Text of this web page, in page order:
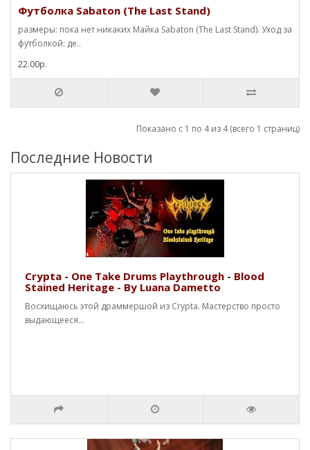
Футболка Sabaton (The Last Stand)
размеры: пока нет никаких Майка Sabaton (The Last Stand). Уход за
футболкой: де..
22.00р.
Показано с 1 по 4 из 4 (всего 1 страниц)
Последние Новости
Crypta - One Take Drums Playthrough - Blood
Stained Heritage - By Luana Dametto
Восхищаюсь этой драммершой из Crypta. Мастерство просто
выдающееся...